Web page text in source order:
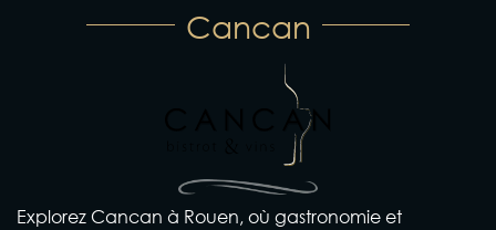
Cancan
Explorez Cancan à Rouen, où gastronomie et